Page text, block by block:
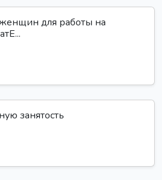
для работы на
занятость